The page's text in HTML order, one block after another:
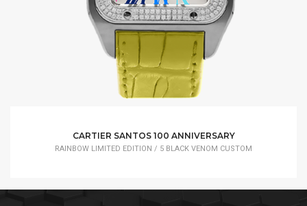
CARTIER SANTOS 100 ANNIVERSARY
RAINBOW LIMITED EDITION / 5 BLACK VENOM CUSTOM